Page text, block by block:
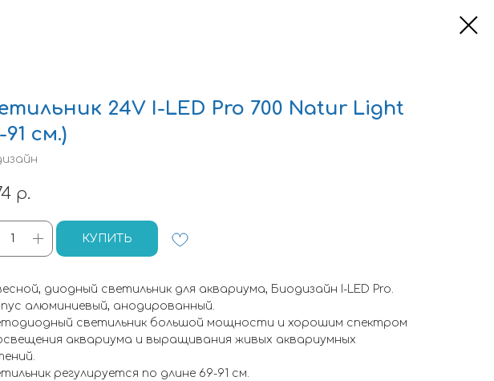
24V I-LED Pro 700 Natur Light
91 см.)
р.
КУПИТЬ
диодный светильник для аквариума, Биодизайн I-LED Pro.
алюминиевый, анодированный.
светильник большой мощности и хорошим спектром
аквариума и выращивания живых аквариумных
регулируется по длине 69-91 см.